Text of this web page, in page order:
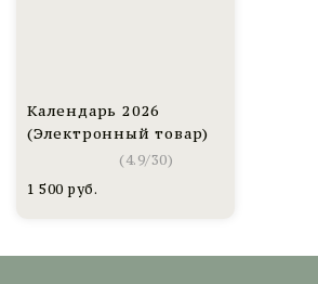
Календарь 2026
(Электронный товар)
( 4.9/30)
1 500 руб.